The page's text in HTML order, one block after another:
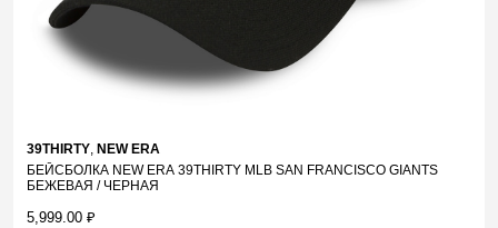
39THIRTY, NEW ERA
БЕЙСБОЛКА NEW ERA 39THIRTY MLB SAN FRANCISCO GIANTS
БЕЖЕВАЯ / ЧЕРНАЯ
5,999.00 ₽